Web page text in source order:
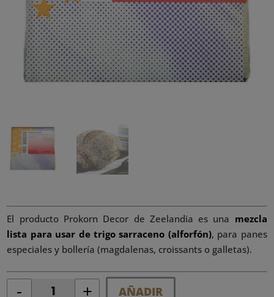
El producto Prokorn Decor de Zeelandia es una mezcla
lista para usar de trigo sarraceno (alforfón), para panes
especiales y bollería (magdalenas, croissants o galletas).
- + AÑADIR